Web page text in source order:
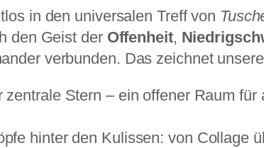
in den universalen Treff von
den Geist der Offenheit,
verbunden. Das zeichnet
Stern – ein offener Raum für
hinter den Kulissen: von Collage